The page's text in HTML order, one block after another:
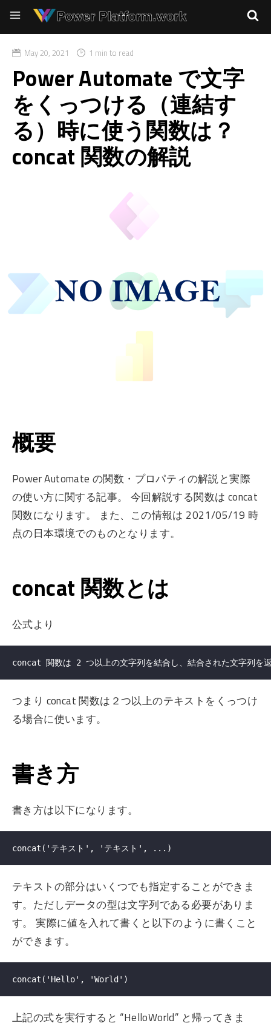
May 20, 2021 1 min to read
Power Automate で文字
をくっつける（連結す
る）時に使う関数は？
concat 関数の解説
概要
Power Automate の関数・プロパティの解説と実際
の使い方に関する記事。 今回解説する関数は concat
関数になります。 また、この情報は 2021/05/19 時
点の日本環境でのものとなります。
concat 関数とは
公式より
つまり concat 関数は２つ以上のテキストをくっつけ
る場合に使います。
書き方
書き方は以下になります。
テキストの部分はいくつでも指定することができま
す。ただしデータの型は文字列である必要がありま
す。 実際に値を入れて書くと以下のように書くこと
ができます。
上記の式を実行すると “HelloWorld” と帰ってきま